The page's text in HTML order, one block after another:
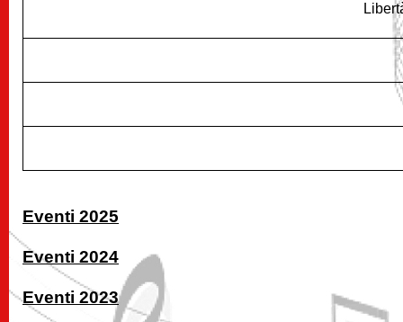
Eventi 2025
Eventi 2024
Eventi 2023